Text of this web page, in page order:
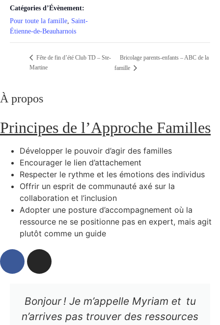
Catégories d’Évènement:
Pour toute la famille, Saint-
Étienne-de-Beauharnois
Fête de fin d’été Club TD – Ste-
Martine
Bricolage parents-enfants – ABC de la
famille
À propos
Principes de l’Approche Familles
Développer le pouvoir d’agir des familles
Encourager le lien d’attachement
Respecter le rythme et les émotions des individus
Offrir un esprit de communauté axé sur la
collaboration et l’inclusion
Adopter une posture d’accompagnement où la
ressource ne se positionne pas en expert, mais agit
plutôt comme un guide
Bonjour ! Je m’appelle Myriam et tu
n’arrives pas trouver des ressources